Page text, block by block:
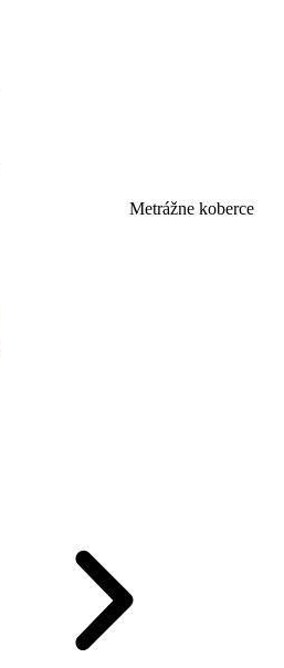
Metrážne koberce